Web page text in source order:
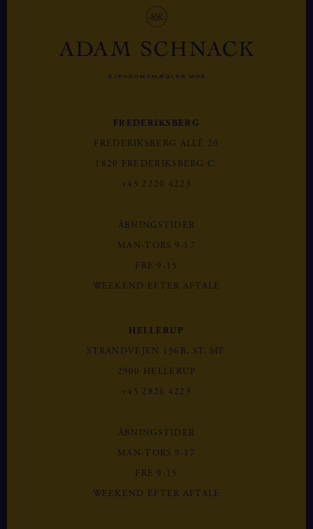
FREDERIKSBERG
FREDERIKSBERG ALLÉ 20
1820 FREDERIKSBERG C.
+45 2220 4223
ÅBNINGSTIDER
MAN-TORS 9-17
FRE 9-15
WEEKEND EFTER AFTALE
HELLERUP
STRANDVEJEN 136B, ST. MF.
2900 HELLERUP
+45 2826 4223
ÅBNINGSTIDER
MAN-TORS 9-17
FRE 9-15
WEEKEND EFTER AFTALE